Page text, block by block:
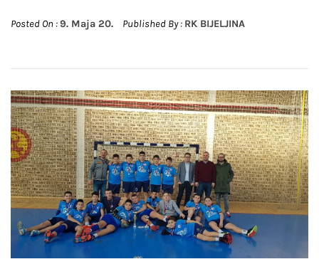
Posted On :9. Maja 20. Published By : RK BIJELJINA